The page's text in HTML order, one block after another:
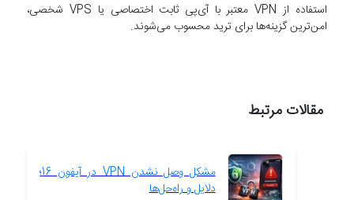
استفاده از VPN معتبر با آی‌پی ثابت اختصاصی یا VPS شخصی،
امن‌ترین گزینه‌ها برای ترید محسوب می‌شوند.
مقالات مرتبط
مشکل وصل نشدن VPN در آیفون 16؛
دلایل و راه‌حل‌ها